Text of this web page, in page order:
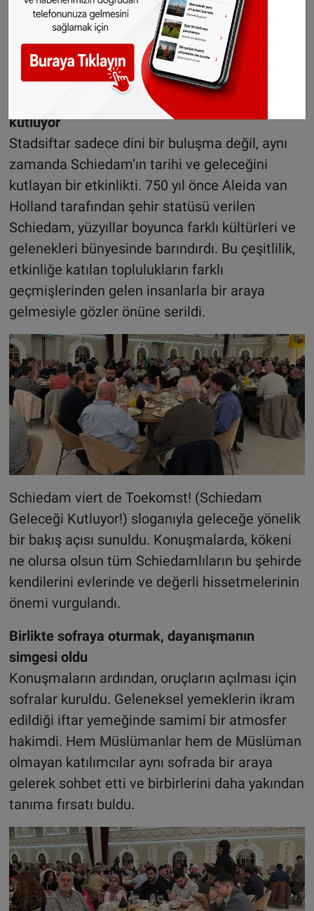
Schiedam, geçmişi, bugünü ve geleceği
kutluyor
Stadsiftar sadece dini bir buluşma değil, aynı
zamanda Schiedam’ın tarihi ve geleceğini
kutlayan bir etkinlikti. 750 yıl önce Aleida van
Holland tarafından şehir statüsü verilen
Schiedam, yüzyıllar boyunca farklı kültürleri ve
gelenekleri bünyesinde barındırdı. Bu çeşitlilik,
etkinliğe katılan toplulukların farklı
geçmişlerinden gelen insanlarla bir araya
gelmesiyle gözler önüne serildi.
Schiedam viert de Toekomst! (Schiedam
Geleceği Kutluyor!) sloganıyla geleceğe yönelik
bir bakış açısı sunuldu. Konuşmalarda, kökeni
ne olursa olsun tüm Schiedamlıların bu şehirde
kendilerini evlerinde ve değerli hissetmelerinin
önemi vurgulandı.
Birlikte sofraya oturmak, dayanışmanın
simgesi oldu
Konuşmaların ardından, oruçların açılması için
sofralar kuruldu. Geleneksel yemeklerin ikram
edildiği iftar yemeğinde samimi bir atmosfer
hakimdi. Hem Müslümanlar hem de Müslüman
olmayan katılımcılar aynı sofrada bir araya
gelerek sohbet etti ve birbirlerini daha yakından
tanıma fırsatı buldu.